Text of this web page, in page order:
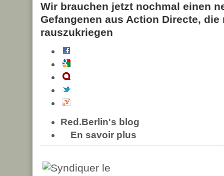
Wir brauchen jetzt nochmal einen
Gefangenen aus Action Directe,
rauszukriegen
Red.Berlin's blog
En savoir plus